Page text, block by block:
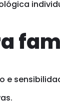
e